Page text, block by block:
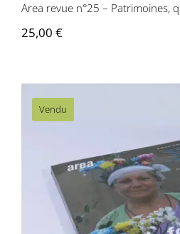
Area revue n°25 – Patrimoines,
25,00 €
Vendu
Area revue n°24 –